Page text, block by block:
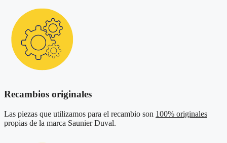
Recambios originales
Las piezas que utilizamos para el recambio son 100% originales
propias de la marca Saunier Duval.